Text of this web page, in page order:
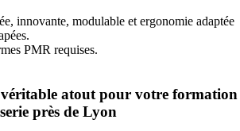
innovante, modulable et ergonomie adaptée
PMR requises.
véritable atout pour votre formation
près de Lyon